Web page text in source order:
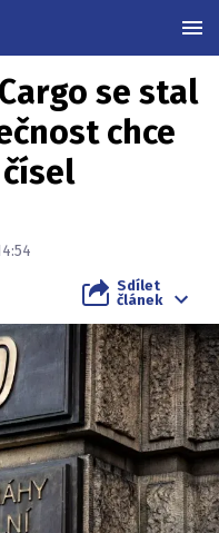
se stal
chce
Sdílet
článek